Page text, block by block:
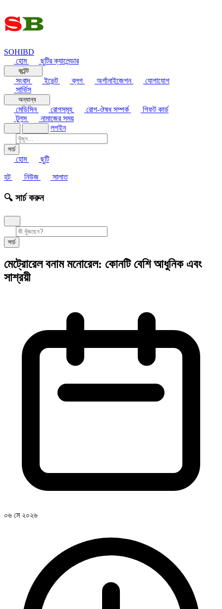
SOHIBD
হোম
ছুটির ক্যালেন্ডার
কন্টেন্ট
সংবাদ ইভেন্ট ব্লগ অর্গানাইজেশন
যোগাযোগ
সার্ভিস
অন্যান্য
মেডিসিন রোগসমূহ রোগ-ঔষধ সম্পর্ক
গিফট কার্ড
টুলস
নামাজের সময়
লগইন
সার্চ
হোম ছুটি
হট নিউজ সালাত
🔍 সার্চ করুন
সার্চ
মেট্রোরেল বনাম মনোরেল: কোনটি বেশি আধুনিক এবং
সাশ্রয়ী
০৬ মে ২০২৬